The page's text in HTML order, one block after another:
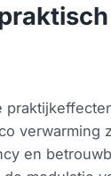
verwarming
en